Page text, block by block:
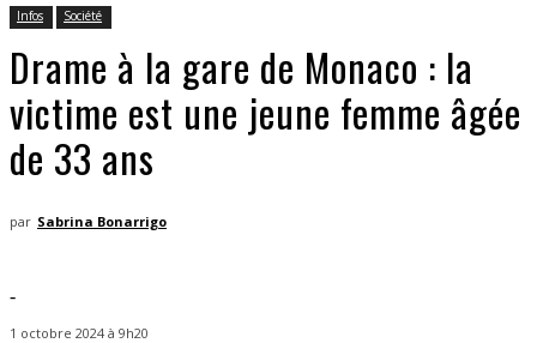
Infos Société
Drame à la gare de Monaco : la
victime est une jeune femme âgée
de 33 ans
par Sabrina Bonarrigo
-
1 octobre 2024 à 9h20